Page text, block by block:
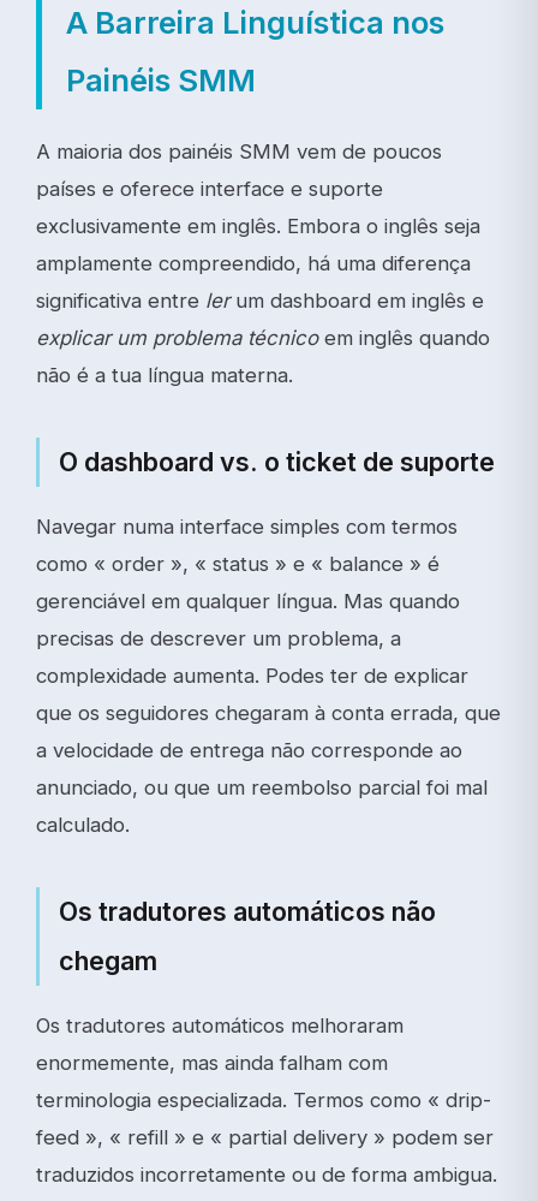
A Barreira Linguística nos
Painéis SMM
A maioria dos painéis SMM vem de poucos
países e oferece interface e suporte
exclusivamente em inglês. Embora o inglês seja
amplamente compreendido, há uma diferença
significativa entre lerum dashboard em inglês e
explicar um problema técnicoem inglês quando
não é a tua língua materna.
O dashboard vs. o ticket de suporte
Navegar numa interface simples com termos
como « order », « status » e « balance » é
gerenciável em qualquer língua. Mas quando
precisas de descrever um problema, a
complexidade aumenta. Podes ter de explicar
que os seguidores chegaram à conta errada, que
a velocidade de entrega não corresponde ao
anunciado, ou que um reembolso parcial foi mal
calculado.
Os tradutores automáticos não
chegam
Os tradutores automáticos melhoraram
enormemente, mas ainda falham com
terminologia especializada. Termos como « drip-
feed », « refill » e « partial delivery » podem ser
traduzidos incorretamente ou de forma ambigua.